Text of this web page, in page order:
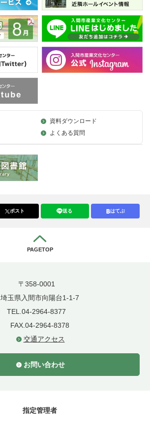
資料ダウンロード
よくある質問
ポスト 送る はてぶ
PAGETOP
〒358-0001
埼玉県入間市向陽台1-1-7
TEL.04-2964-8377
FAX.04-2964-8378
交通アクセス
お問い合わせ
指定管理者